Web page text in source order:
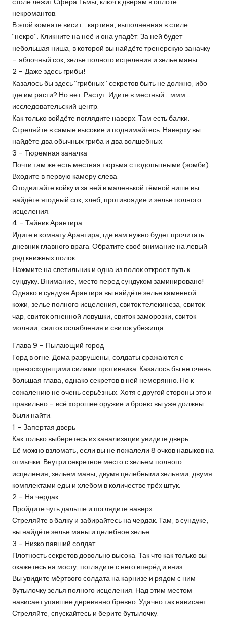
некромантов.
В этой комнате висит… картина, выполненная в стиле
“некро”. Кликните на неё и она упадёт. За ней будет
небольшая ниша, в которой вы найдёте тренерскую заначку
– яблочный сок, зелье полного исцеления и зелье маны.
2 – Даже здесь грибы!
Казалось бы здесь “грибных” секретов быть не должно, ибо
где им расти? Но нет. Растут. Идите в местный… ммм…
исследовательский центр.
Как только войдёте поглядите наверх. Там есть балки.
Стреляйте в самые высокие и поднимайтесь. Наверху вы
найдёте два обычных гриба и два волшебных.
3 – Тюремная заначка
Почти там же есть местная тюрьма с подопытными (зомби).
Входите в первую камеру слева.
Отодвигайте койку и за ней в маленькой тёмной нише вы
найдёте ягодный сок, хлеб, противоядие и зелье полного
исцеления.
4 – Тайник Арантира
Идите в комнату Арантира, где вам нужно будет прочитать
дневник главного врага. Обратите своё внимание на левый
ряд книжных полок.
Нажмите на светильник и одна из полок откроет путь к
сундуку. Внимание, место перед сундуком заминировано!
Однако в сундуке Арантира вы найдёте зелье каменной
кожи, зелье полного исцеления, свиток телекинеза, свиток
чар, свиток огненной ловушки, свиток заморозки, свиток
молнии, свиток ослабления и свиток убежища.
Глава 9 – Пылающий город
Горд в огне. Дома разрушены, солдаты сражаются с
превосходящими силами противника. Казалось бы не очень
большая глава, однако секретов в ней немерянно. Но к
сожалению не очень серьёзных. Хотя с другой стороны это и
правильно – всё хорошее оружие и броню вы уже должны
были найти.
1 – Запертая дверь
Как только выберетесь из канализации увидите дверь.
Её можно взломать, если вы не пожалели 8 очков навыков на
отмычки. Внутри секретное место с зельем полного
исцеления, зельем маны, двумя целебными зельями, двумя
комплектами еды и хлебом в количестве трёх штук.
2 – На чердак
Пройдите чуть дальше и поглядите наверх.
Стреляйте в балку и забирайтесь на чердак. Там, в сундуке,
вы найдёте зелье маны и целебное зелье.
3 – Низко павший солдат
Плотность секретов довольно высока. Так что как только вы
окажетесь на мосту, поглядите с него вперёд и вниз.
Вы увидите мёртвого солдата на карнизе и рядом с ним
бутылочку зелья полного исцеления. Над этим местом
нависает упавшее деревянно бревно. Удачно так нависает.
Стреляйте, спускайтесь и берите бутылочку.